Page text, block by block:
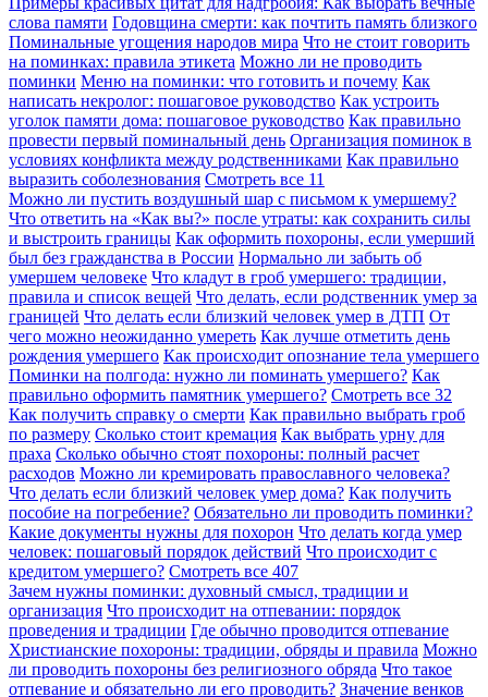
слова памяти Годовщина смерти: как почтить память близкого
Поминальные угощения народов мира Что не стоит говорить
на поминках: правила этикета Можно ли не проводить
поминки Меню на поминки: что готовить и почему Как
написать некролог: пошаговое руководство Как устроить
уголок памяти дома: пошаговое руководство Как правильно
провести первый поминальный день Организация поминок в
условиях конфликта между родственниками Как правильно
выразить соболезнования Смотреть все 11
Можно ли пустить воздушный шар с письмом к умершему?
Что ответить на «Как вы?» после утраты: как сохранить силы
и выстроить границы Как оформить похороны, если умерший
был без гражданства в России Нормально ли забыть об
умершем человеке Что кладут в гроб умершего: традиции,
правила и список вещей Что делать, если родственник умер за
границей Что делать если близкий человек умер в ДТП От
чего можно неожиданно умереть Как лучше отметить день
рождения умершего Как происходит опознание тела умершего
Поминки на полгода: нужно ли поминать умершего? Как
правильно оформить памятник умершего? Смотреть все 32
Как получить справку о смерти Как правильно выбрать гроб
по размеру Сколько стоит кремация Как выбрать урну для
праха Сколько обычно стоят похороны: полный расчет
расходов Можно ли кремировать православного человека?
Что делать если близкий человек умер дома? Как получить
пособие на погребение? Обязательно ли проводить поминки?
Какие документы нужны для похорон Что делать когда умер
человек: пошаговый порядок действий Что происходит с
кредитом умершего? Смотреть все 407
Зачем нужны поминки: духовный смысл, традиции и
организация Что происходит на отпевании: порядок
проведения и традиции Где обычно проводится отпевание
Христианские похороны: традиции, обряды и правила Можно
ли проводить похороны без религиозного обряда Что такое
отпевание и обязательно ли его проводить? Значение венков